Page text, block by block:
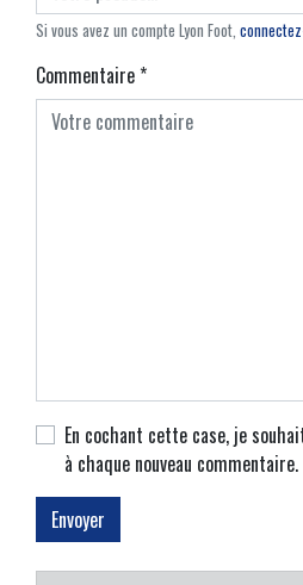
Si vous avez un compte Lyon Foot,
Commentaire*
En cochant cette case, je
à chaque nouveau commentaire.